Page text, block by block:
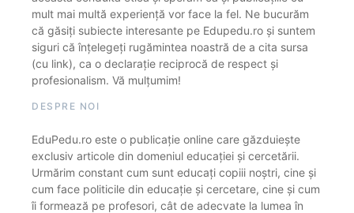
mult mai multă experiență vor face la fel. Ne bucurăm
că găsiți subiecte interesante pe Edupedu.ro și suntem
siguri că înțelegeți rugămintea noastră de a cita sursa
(cu link), ca o declarație reciprocă de respect și
profesionalism. Vă mulțumim!
DESPRE NOI
EduPedu.ro este o publicație online care găzduiește
exclusiv articole din domeniul educației și cercetării.
Urmărim constant cum sunt educați copiii noștri, cine și
cum face politicile din educație și cercetare, cine și cum
îi formează pe profesori, cât de adecvate la lumea în